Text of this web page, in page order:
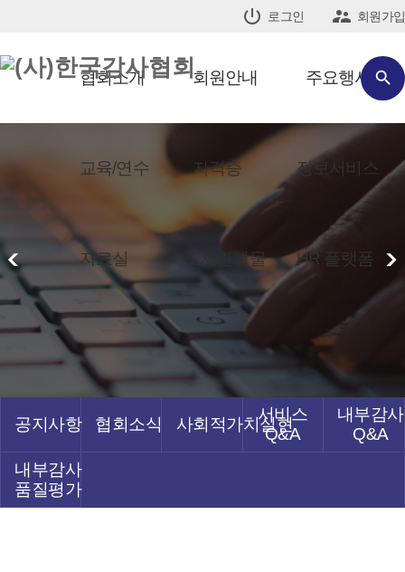
 로그인  회원가입

협회소개 회원안내 주요행사
교육/연수 자격증 정보서비스
자료실 도서간행물 HR 플랫폼
< >
공지사항 협회소식 사회적가치실현
서비스
Q&A
내부감사
Q&A
내부감사
품질평가